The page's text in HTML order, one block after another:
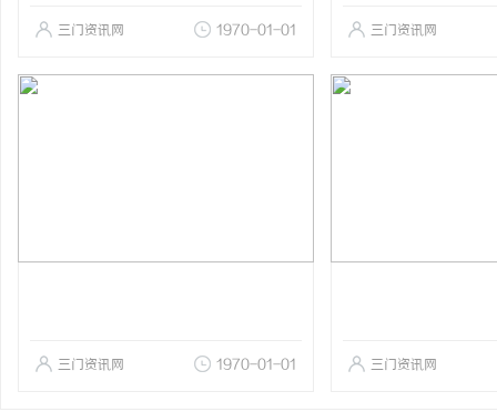
三门资讯网 1970-01-01 三门资讯网
三门资讯网 1970-01-01 三门资讯网